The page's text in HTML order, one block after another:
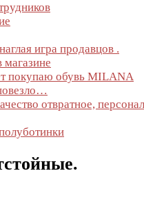
игра продавцов .
магазине
покупаю обувь MILANA
отвратное,